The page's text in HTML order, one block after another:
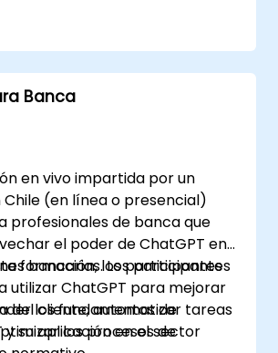
proyectos de datos y
la asistencia de ChatGPT.
los procesos de toma de
de trabajo del riesgo crediticio.
en las estrategias de
riesgos.
Banca
en vivo impartida por un
(en línea o presencial)
profesionales de banca que
el poder de ChatGPT en
bancarias. Los participantes
utilizar ChatGPT para mejorar
del cliente, automatizar tareas
los procesos de
formación, los participantes
los fundamentos de
y su aplicación en el sector